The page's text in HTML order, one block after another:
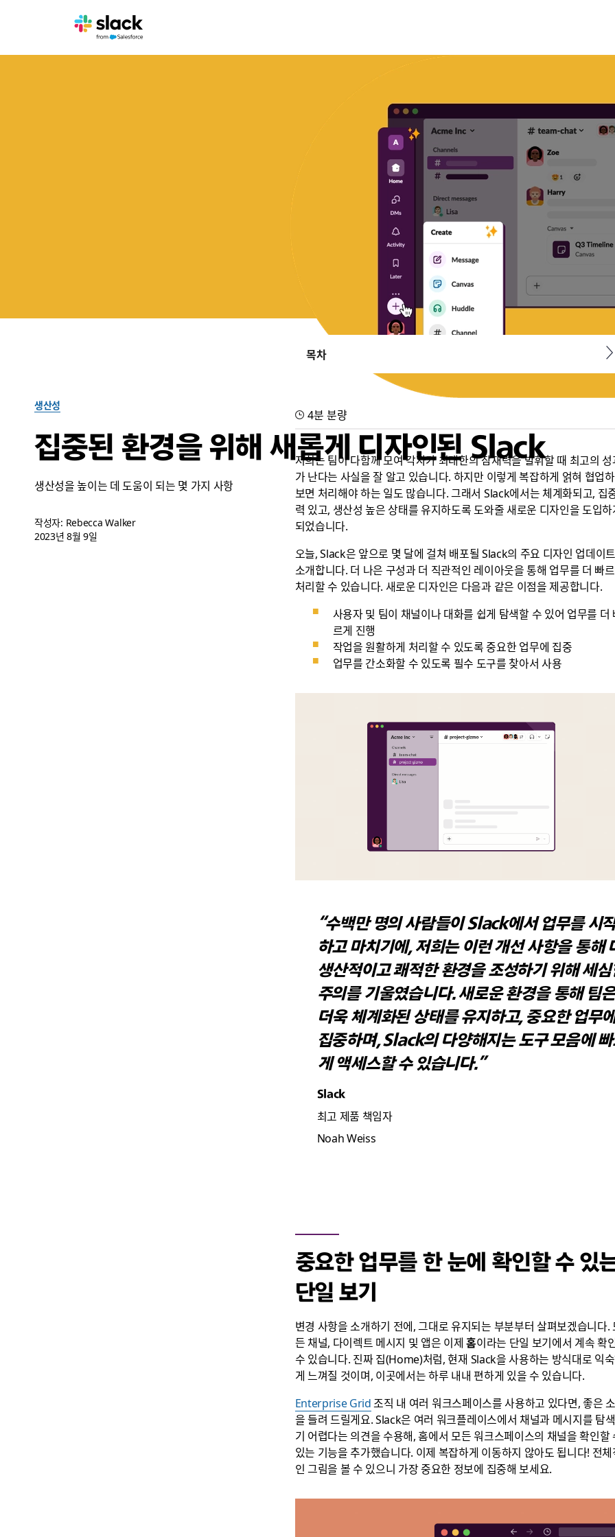
생산성
집중된 환경을 위해 새롭게 디자인된 Slack
생산성을 높이는 데 도움이 되는 몇 가지 사항
작성자: Rebecca Walker
2023년 8월 9일
목차
4분 분량
저희는 팀이 다함께 모여 각자가 최대한의 잠재력을 발휘할 때 최고의
가 난다는 사실을 잘 알고 있습니다. 하지만 이렇게 복잡하게 얽혀 협업
보면 처리해야 하는 일도 많습니다. 그래서 Slack에서는 체계화되고, 집
력 있고, 생산성 높은 상태를 유지하도록 도와줄 새로운 디자인을 도입하
되었습니다.
오늘, Slack은 앞으로 몇 달에 걸쳐 배포될 Slack의 주요 디자인 업데이
소개합니다. 더 나은 구성과 더 직관적인 레이아웃을 통해 업무를 더 빠
처리할 수 있습니다. 새로운 디자인은 다음과 같은 이점을 제공합니다.
사용자 및 팀이 채널이나 대화를 쉽게 탐색할 수 있어 업무를 더
르게 진행
작업을 원활하게 처리할 수 있도록 중요한 업무에 집중
업무를 간소화할 수 있도록 필수 도구를 찾아서 사용
“수백만 명의 사람들이 Slack에서 업무를 시
하고 마치기에, 저희는 이런 개선 사항을 통해
생산적이고 쾌적한 환경을 조성하기 위해 세
주의를 기울였습니다. 새로운 환경을 통해 팀은
더욱 체계화된 상태를 유지하고, 중요한 업무
집중하며, Slack의 다양해지는 도구 모음에
게 액세스할 수 있습니다.”
Slack
최고 제품 책임자
Noah Weiss
중요한 업무를 한 눈에 확인할 수 있
단일 보기
변경 사항을 소개하기 전에, 그대로 유지되는 부분부터 살펴보겠습니다.
든 채널, 다이렉트 메시지 및 앱은 이제홈이라는 단일 보기에서 계속 확
수 있습니다. 진짜 집(Home)처럼, 현재 Slack을 사용하는 방식대로 익
게 느껴질 것이며, 이곳에서는 하루 내내 편하게 있을 수 있습니다.
Enterprise Grid 조직 내 여러 워크스페이스를 사용하고 있다면, 좋은
을 들려 드릴게요. Slack은 여러 워크플레이스에서 채널과 메시지를 탐
기 어렵다는 의견을 수용해, 홈에서 모든 워크스페이스의 채널을 확인할
있는 기능을 추가했습니다. 이제 복잡하게 이동하지 않아도 됩니다! 전체
인 그림을 볼 수 있으니 가장 중요한 정보에 집중해 보세요.